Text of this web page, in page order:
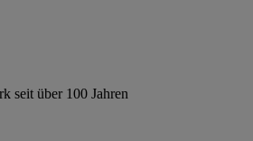
seit über 100 Jahren